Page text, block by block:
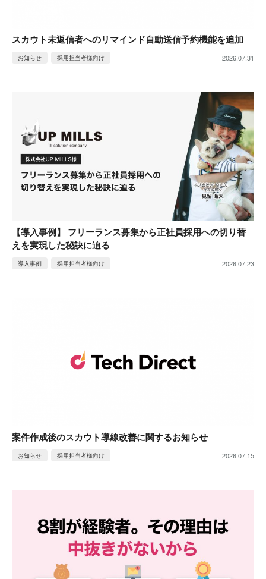
スカウト未返信者へのリマインド自動送信予約機能を追加
お知らせ 採用担当者様向け 2026.07.31
【導入事例】 フリーランス募集から正社員採用への切り替
えを実現した秘訣に迫る
導入事例 採用担当者様向け 2026.07.23
案件作成後のスカウト導線改善に関するお知らせ
お知らせ 採用担当者様向け 2026.07.15